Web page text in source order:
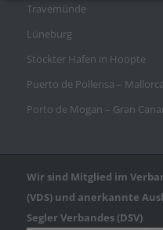
Travemünde
Lüneburg
Stöckter Hafen in Hoopte
Puerto de Pollensa – Mallorca
Porto de Mogan – Gran
Wir sind Mitglied im
(VDS) und anerkannte
Segler Verbandes (DSV)